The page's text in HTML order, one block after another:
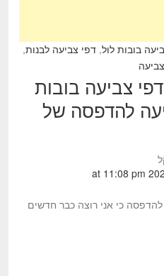
בובות לול, דפי צביעה לבנות,
דפי צביעה בובות
צביעה להדפסה של
כי אני רוצה כבר חדשים